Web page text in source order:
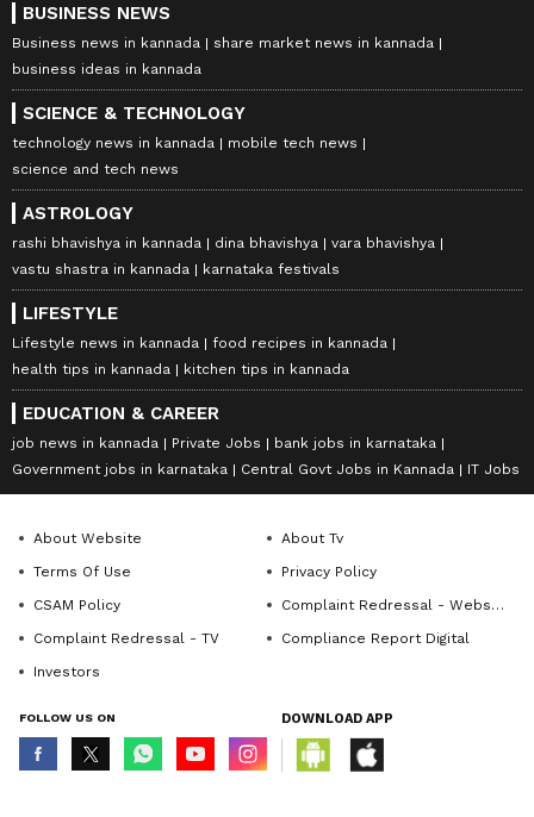
BUSINESS NEWS
Business news in kannada
share market news in kannada
business ideas in kannada
SCIENCE & TECHNOLOGY
technology news in kannada
mobile tech news
science and tech news
ASTROLOGY
rashi bhavishya in kannada dina bhavishya
vara bhavishya
vastu shastra in kannada
karnataka festivals
LIFESTYLE
Lifestyle news in kannada
food recipes in kannada
health tips in kannada
kitchen tips in kannada
EDUCATION & CAREER
job news in kannada Private Jobs
bank jobs in karnataka
Government jobs in karnataka
Central Govt Jobs in Kannada IT Jobs
About Website
About Tv
Terms Of Use
Privacy Policy
CSAM Policy
Complaint Redressal - Website
Complaint Redressal - TV
Compliance Report Digital
Investors
FOLLOW US ON DOWNLOAD APP